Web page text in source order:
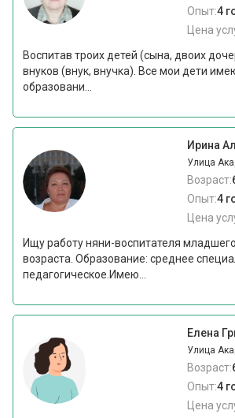
Опыт:4
Цена
Воспитав троих детей (сына, двоих
внуков (внук, внучка). Все мои дети
образовани...
Ирина
Улица
Возраст:
Опыт:4
Цена
Ищу работу няни-воспитателя
возраста. Образование: среднее
педагогическое.Имею...
Елена
Улица
Возраст:
Опыт:4
Цена